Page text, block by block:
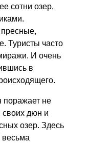
сотни озер,
Туристы часто
И очень
в
не
своих дюн и
озер. Здесь
весьма